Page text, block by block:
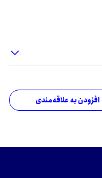
افزودن به علاقه‌مندی